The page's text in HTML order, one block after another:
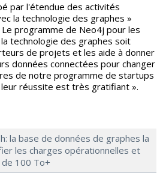
par l'étendue des activités
la technologie des graphes »
Le programme de Neo4j pour les
technologie des graphes soit
de projets et les aide à donner
données connectées pour changer
de notre programme de startups
réussite est très gratifiant ».
la base de données de graphes la
les charges opérationnelles et
de 100 To+